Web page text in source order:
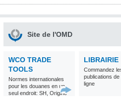
Site de l'OMD
WCO TRADE
TOOLS
Normes internationales
pour les douanes en un
seul endroit: SH, Origine
LIBRAIRIE
Commandez
publications de
ligne